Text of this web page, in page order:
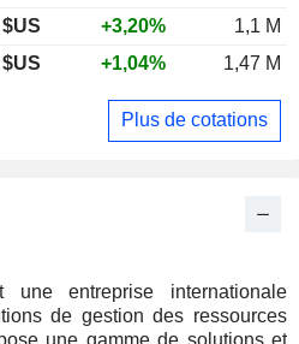
une entreprise internationale
de gestion des ressources
une gamme de solutions et
+3,20%
1,1 M
+1,04% 1,47 M
Plus de cotations